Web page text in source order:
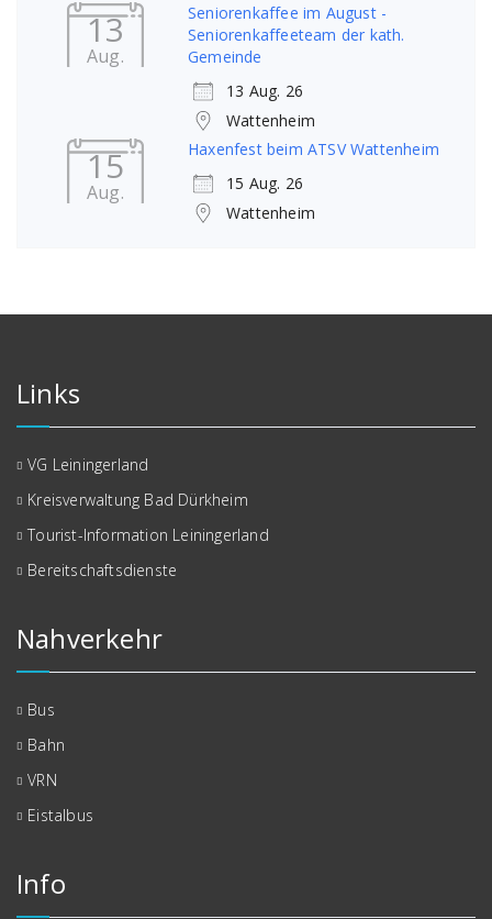
13
Aug.
Seniorenkaffee im August -
Seniorenkaffeeteam der kath.
Gemeinde
13 Aug. 26
Wattenheim
15
Aug.
Haxenfest beim ATSV Wattenheim
15 Aug. 26
Wattenheim
Links
VG Leiningerland
Kreisverwaltung Bad Dürkheim
Tourist-Information Leiningerland
Bereitschaftsdienste
Nahverkehr
Bus
Bahn
VRN
Eistalbus
Info